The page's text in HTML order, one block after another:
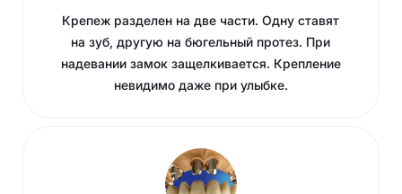
Крепеж разделен на две части. Одну ставят
на зуб, другую на бюгельный протез. При
надевании замок защелкивается. Крепление
невидимо даже при улыбке.